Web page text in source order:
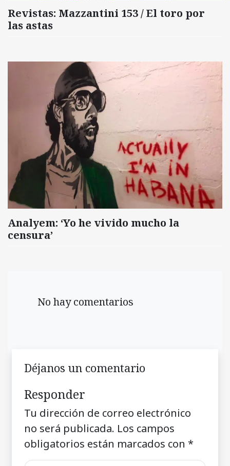
Revistas: Mazzantini 153 / El toro por
las astas
Analyem: ‘Yo he vivido mucho la
censura’
No hay comentarios
Déjanos un comentario
Responder
Tu dirección de correo electrónico
no será publicada. Los campos
obligatorios están marcados con *